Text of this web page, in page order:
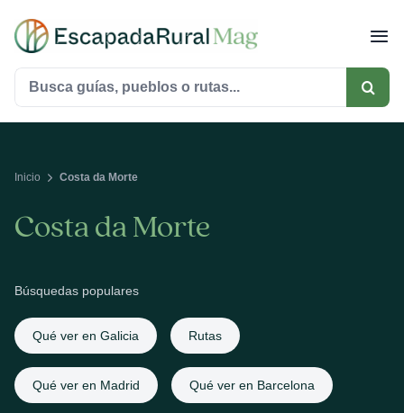
contenido
Buscar:
Inicio Costa da Morte
Costa da Morte
Búsquedas populares
Qué ver en Galicia Rutas
Qué ver en Madrid Qué ver en Barcelona